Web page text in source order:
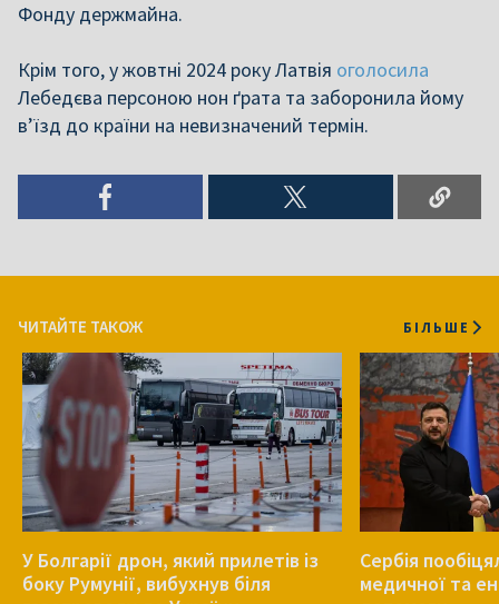
Фонду держмайна.
Крім того, у жовтні 2024 року Латвія оголосила
Лебедєва персоною нон ґрата та заборонила йому
в’їзд до країни на невизначений термін.
ЧИТАЙТЕ ТАКОЖ БІЛЬШЕ
У Болгарії дрон, який прилетів із
боку Румунії, вибухнув біля
Сербія
медичної та